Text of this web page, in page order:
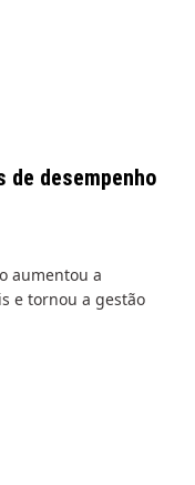
de desempenho
aumentou a
e tornou a gestão